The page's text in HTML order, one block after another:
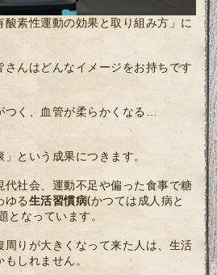
素性運動の効果と取り組み方」に
んはどんなイメージをお持ちです
く、血管が柔らかくなる…
という成果につきます。
代社会、運動不足や偏った食事で糖
ゆる生活習慣病(かつては成人病と
となっています。
周りが大きくなって来た人は、生活
しれません。